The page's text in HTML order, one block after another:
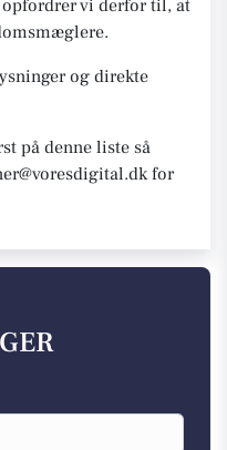
opfordrer vi derfor til, at
og direkte
på denne liste så
for